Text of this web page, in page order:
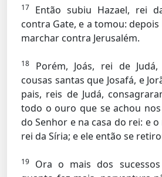
17
Então subiu Hazael, rei
contra Gate, e a tomou:
marchar contra Jerusalém.
18
Porém, Joás, rei de
cousas santas que Josafá, e
pais, reis de Judá,
todo o ouro que se achou
do Senhor e na casa do rei: e
rei da Síria; e ele então se
19
Ora o mais dos